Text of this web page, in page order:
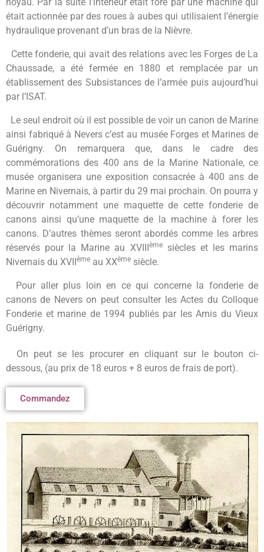
était actionnée par des roues à aubes qui utilisaient l’énergie
hydraulique provenant d’un bras de la Nièvre.
Cette fonderie, qui avait des relations avec les Forges de La
Chaussade, a été fermée en 1880 et remplacée par un
établissement des Subsistances de l’armée puis aujourd’hui
par l’ISAT.
Le seul endroit où il est possible de voir un canon de Marine
ainsi fabriqué à Nevers c’est au musée Forges et Marines de
Guérigny. On remarquera que, dans le cadre des
commémorations des 400 ans de la Marine Nationale, ce
musée organisera une exposition consacrée à 400 ans de
Marine en Nivernais, à partir du 29 mai prochain. On pourra y
découvrir notamment une maquette de cette fonderie de
canons ainsi qu’une maquette de la machine à forer les
canons. D’autres thèmes seront abordés comme les arbres
réservés pour la Marine au XVIIIèmesiècles et les marins
Nivernais du XVIIème au XXème siècle.
Pour aller plus loin en ce qui concerne la fonderie de
canons de Nevers on peut consulter les Actes du Colloque
Fonderie et marine de 1994 publiés par les Amis du Vieux
Guérigny.
On peut se les procurer en cliquant sur le bouton ci-
dessous, (au prix de 18 euros + 8 euros de frais de port).
Commandez